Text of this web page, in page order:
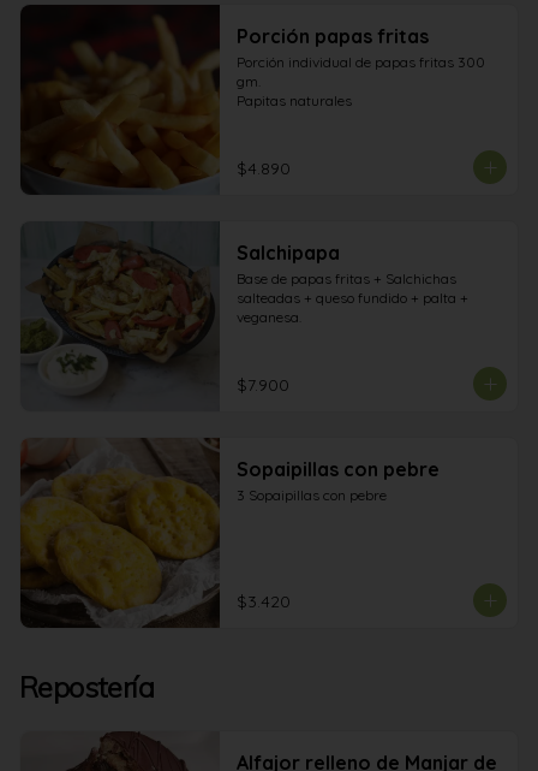
Porción papas fritas
Porción individual de papas fritas 300
gm.
Papitas naturales
$4.890
Salchipapa
Base de papas fritas + Salchichas
salteadas + queso fundido + palta +
veganesa.
$7.900
Sopaipillas con pebre
3 Sopaipillas con pebre
$3.420
Repostería
Alfajor relleno de Manjar de